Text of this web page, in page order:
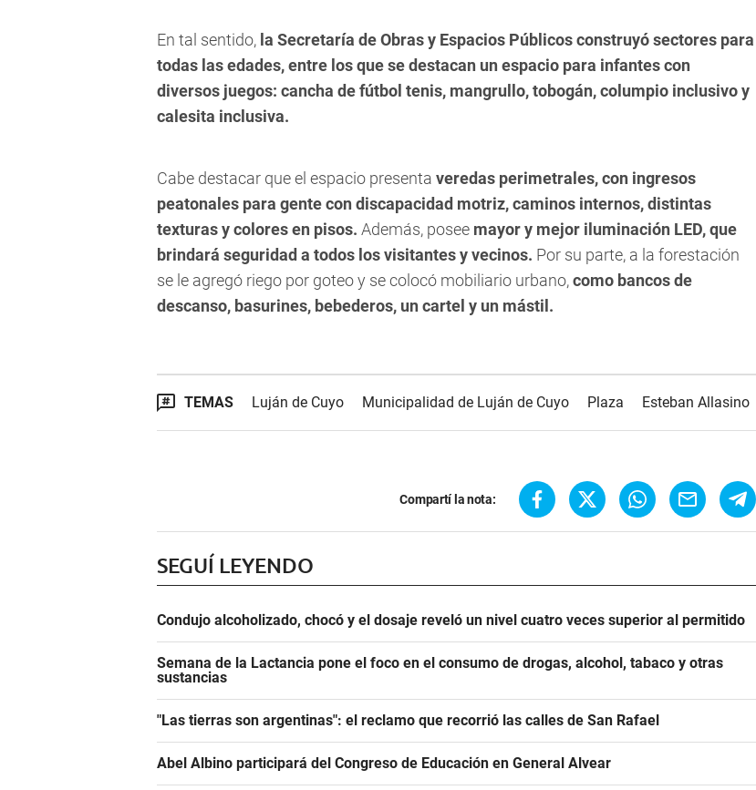
En tal sentido, la Secretaría de Obras y Espacios Públicos construyó sectores para
todas las edades, entre los que se destacan un espacio para infantes con
diversos juegos: cancha de fútbol tenis, mangrullo, tobogán, columpio inclusivo y
calesita inclusiva.
Cabe destacar que el espacio presenta veredas perimetrales, con ingresos
peatonales para gente con discapacidad motriz, caminos internos, distintas
texturas y colores en pisos. Además, posee mayor y mejor iluminación LED, que
brindará seguridad a todos los visitantes y vecinos. Por su parte, a la forestación
se le agregó riego por goteo y se colocó mobiliario urbano,como bancos de
descanso, basurines, bebederos, un cartel y un mástil.
TEMAS Luján de Cuyo Municipalidad de Luján de Cuyo Plaza Esteban Allasino
Compartí la nota:
SEGUÍ LEYENDO
Condujo alcoholizado, chocó y el dosaje reveló un nivel cuatro veces superior al permitido
Semana de la Lactancia pone el foco en el consumo de drogas, alcohol, tabaco y otras
sustancias
"Las tierras son argentinas": el reclamo que recorrió las calles de San Rafael
Abel Albino participará del Congreso de Educación en General Alvear